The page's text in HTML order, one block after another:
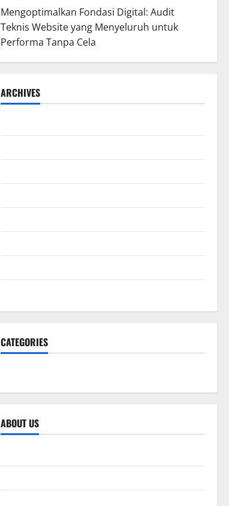
Mengoptimalkan Fondasi Digital: Audit
Teknis Website yang Menyeluruh untuk
Performa Tanpa Cela
ARCHIVES
CATEGORIES
ABOUT US